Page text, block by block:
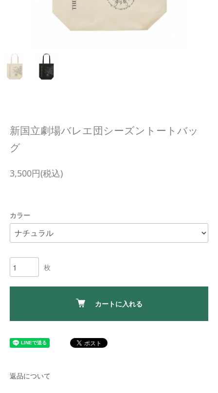
新国立劇場バレエ団シーズントートバッ
グ
3,500円(税込)
カラー
枚
カートに入れる
返品について